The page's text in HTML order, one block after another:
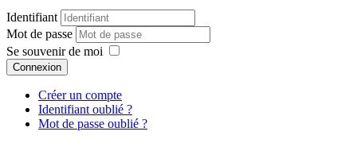
Identifiant
Mot de passe
Se souvenir de moi
Connexion
Créer un compte
Identifiant oublié ?
Mot de passe oublié ?